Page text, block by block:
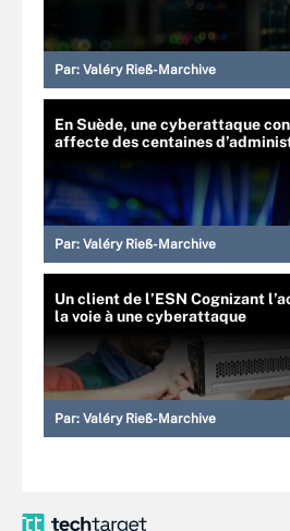
Par: Valéry Rieß-Marchive
En Suède, une cyberattaque
affecte des centaines
Par: Valéry Rieß-Marchive
Un client de l’ESN Cognizant
la voie à une cyberattaque
Par: Valéry Rieß-Marchive